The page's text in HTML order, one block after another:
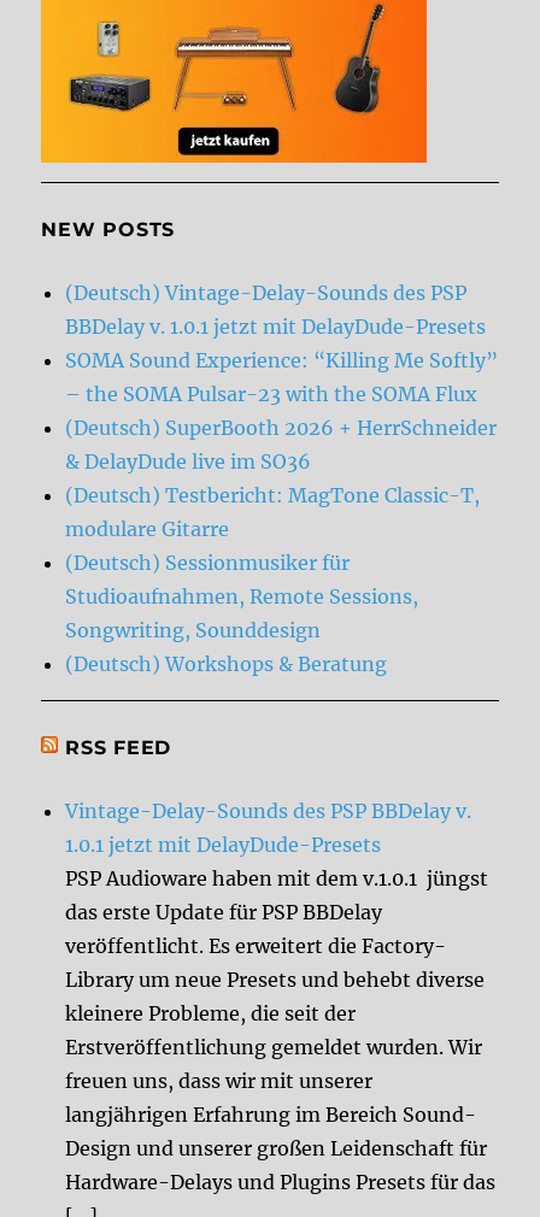
NEW POSTS
(Deutsch) Vintage-Delay-Sounds des PSP
BBDelay v. 1.0.1 jetzt mit DelayDude-Presets
SOMA Sound Experience: “Killing Me Softly”
– the SOMA Pulsar-23 with the SOMA Flux
(Deutsch) SuperBooth 2026 + HerrSchneider
& DelayDude live im SO36
(Deutsch) Testbericht: MagTone Classic-T,
modulare Gitarre
(Deutsch) Sessionmusiker für
Studioaufnahmen, Remote Sessions,
Songwriting, Sounddesign
(Deutsch) Workshops & Beratung
RSS FEED
Vintage-Delay-Sounds des PSP BBDelay v.
1.0.1 jetzt mit DelayDude-Presets
PSP Audioware haben mit dem v.1.0.1 jüngst
das erste Update für PSP BBDelay
veröffentlicht. Es erweitert die Factory-
Library um neue Presets und behebt diverse
kleinere Probleme, die seit der
Erstveröffentlichung gemeldet wurden. Wir
freuen uns, dass wir mit unserer
langjährigen Erfahrung im Bereich Sound-
Design und unserer großen Leidenschaft für
Hardware-Delays und Plugins Presets für das